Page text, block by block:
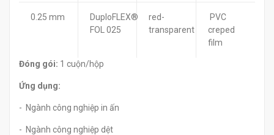
0.25 mm
DuploFLEX®
FOL 025
red-
transparent
PVC
creped
film
Đóng gói: 1 cuộn/hộp
Ứng dụng:
- Ngành công nghiệp in ấn
- Ngành công nghiệp dệt